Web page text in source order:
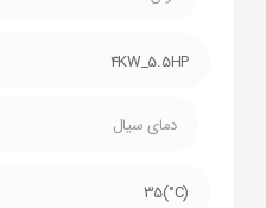
4KW_5.5HP
دمای سیال
(C°)35